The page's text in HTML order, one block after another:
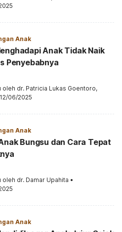
Anak
Anak Tidak Naik
Penyebabnya
oleh dr. Patricia Lukas Goentoro,
12/06/2025
Anak
Bungsu dan Cara Tepat
oleh dr. Damar Upahita •
Anak